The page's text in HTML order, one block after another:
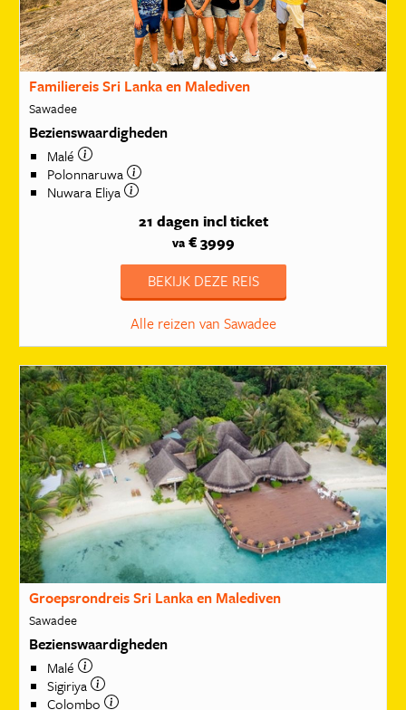
Familiereis Sri Lanka en Malediven
Sawadee
Bezienswaardigheden
Malé
Polonnaruwa
Nuwara Eliya
21 dagen incl ticket
va€ 3999
BEKIJK DEZE REIS
Alle reizen van Sawadee
Groepsrondreis Sri Lanka en Malediven
Sawadee
Bezienswaardigheden
Malé
Sigiriya
Colombo